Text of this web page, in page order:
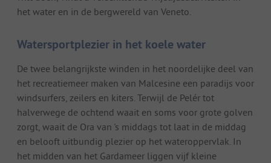
het water en in de bergwereld van Veneto.
Watersportplezier in het koele water
De twee belangrijkste winden in het noordelijke deel van
het recreatiemeer maken van Malcesine een paradijs voor
windsurfers, zeilers en kiters. Terwijl de Pelér tot
halverwege de ochtend waait en soms voor grote golven
zorgt, waait de Ora van 's middags tot laat in de middag
en belooft uitbundig plezier op het wateroppervlak. In
het midden van het Gardameer liggen vijf kleine